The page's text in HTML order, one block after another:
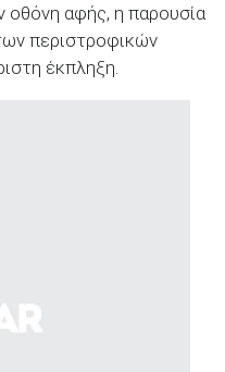
οθόνη αφής, η παρουσία
περιστροφικών
έκπληξη.